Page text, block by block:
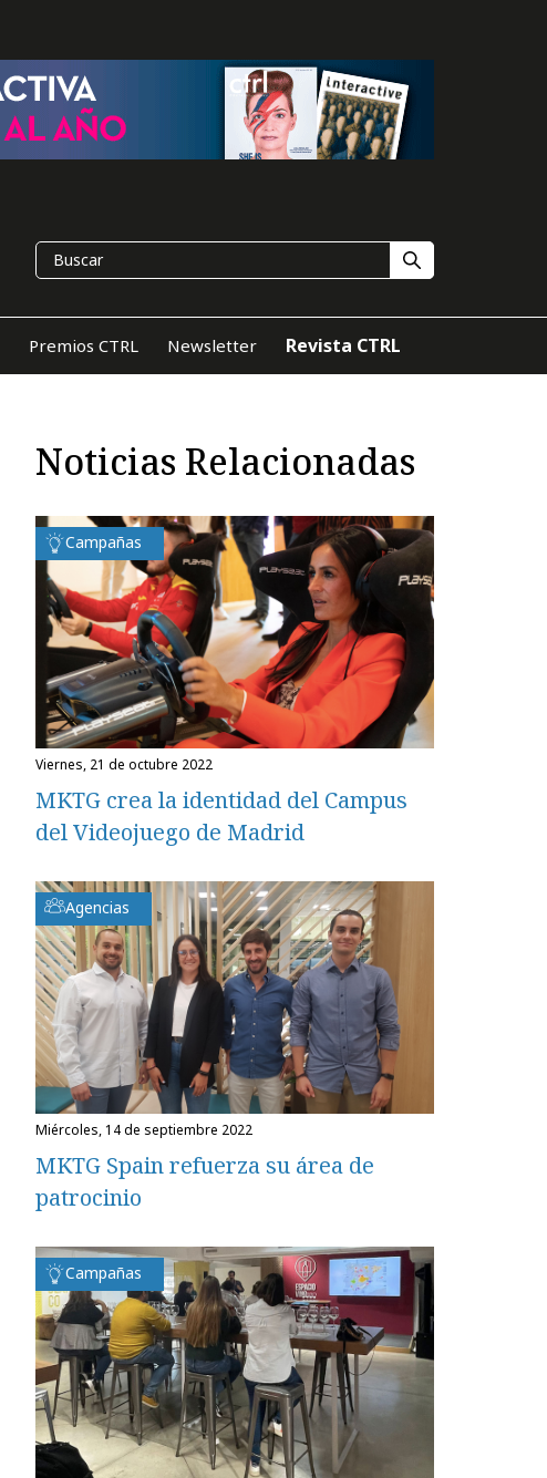
Premios CTRL Newsletter Revista CTRL
Noticias Relacionadas
Campañas
viernes, 21 de octubre 2022
MKTG crea la identidad del Campus
del Videojuego de Madrid
Agencias
miércoles, 14 de septiembre 2022
MKTG Spain refuerza su área de
patrocinio
Campañas